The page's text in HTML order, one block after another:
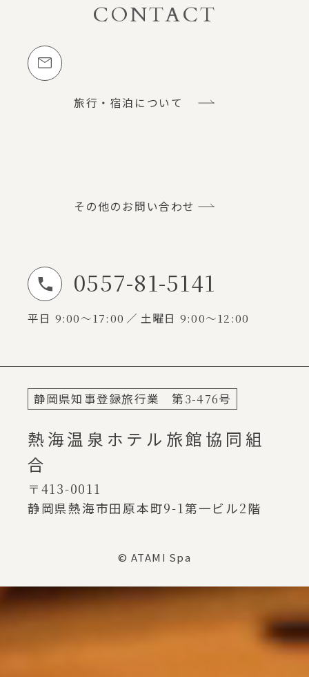
お問い合わせCONTACT
メールでのお問い合わせ
旅行・宿泊について
その他のお問い合わせ
お電話でのお問い合わせ
0557-81-5141
平日 9:00～17:00 土曜日 9:00～12:00
静岡県知事登録旅行業 第3-476号
熱海温泉ホテル旅館協同組
合
〒413-0011
静岡県熱海市田原本町9-1第一ビル2階
© ATAMI Spa